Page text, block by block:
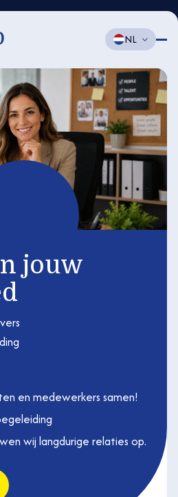
NL
jouw
en medewerkers samen!
wij langdurige relaties op.